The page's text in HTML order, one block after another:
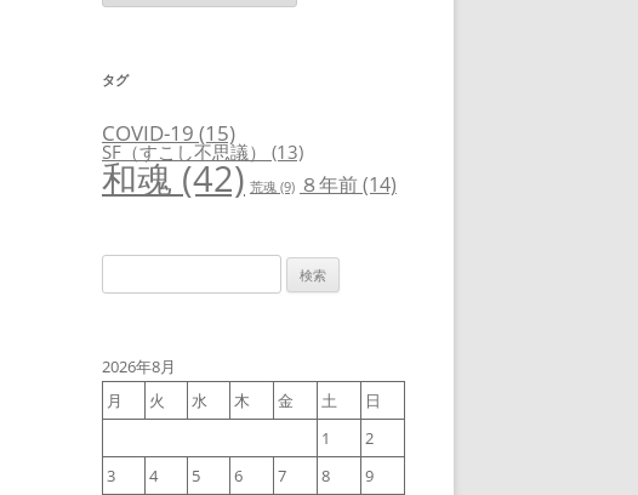
ゴ
タグ
COVID-19 (15)
SF（すこし不思議） (13)
和魂 (42) 荒魂 (9) ８年前(14)
索:
2026年8月
月
火 水 木 金 土
日
1
2
3
4 5 6 7 8
9